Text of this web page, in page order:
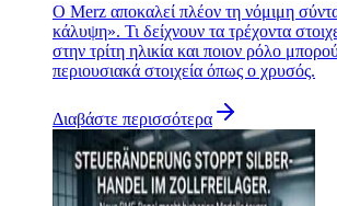
Ο Merz αποκαλεί πλέον τη νόμιμη
κάλυψη». Τι δείχνουν τα τρέχοντα
στην τρίτη ηλικία και ποιον ρόλο
περιουσιακά στοιχεία όπως ο χρυσός.
Διαβάστε περισσότερα